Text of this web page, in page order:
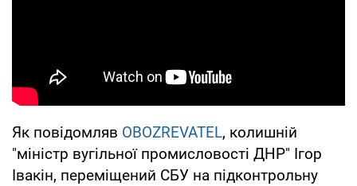
Як повідомляв OBOZREVATEL, колишній
"міністр вугільної промисловості ДНР" Ігор
Івакін, переміщений СБУ на підконтрольну